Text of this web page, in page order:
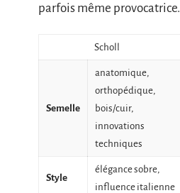
parfois même provocatrice.
Scholl
Semelle
anatomique,
orthopédique,
bois/cuir,
innovations
techniques
Style
élégance sobre,
influence italienne